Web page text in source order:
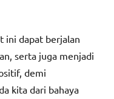
ini dapat berjalan
serta juga menjadi
demi
kita dari bahaya